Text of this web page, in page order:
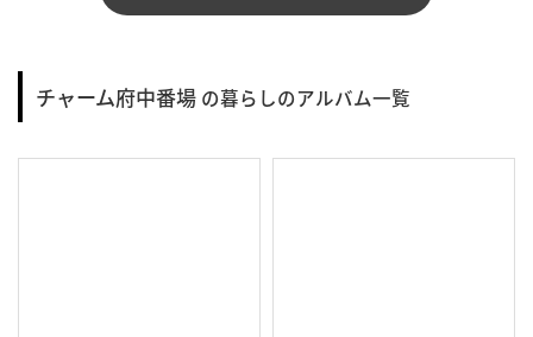
チャーム府中番場 の暮らしのアルバム一覧